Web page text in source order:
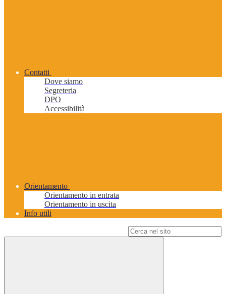
Contatti
Dove siamo
Segreteria
DPO
Accessibilità
Orientamento
Orientamento in entrata
Orientamento in uscita
Info utili